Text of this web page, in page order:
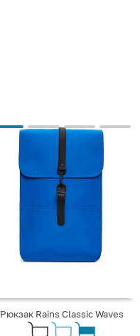
Рюкзак Rains Classic Waves